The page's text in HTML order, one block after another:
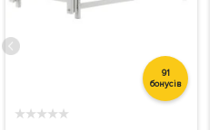
91
бонусів
★★★★★